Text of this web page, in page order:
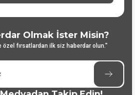
Olmak İster Misin?
özel fırsatlardan ilk siz haberdar olun."